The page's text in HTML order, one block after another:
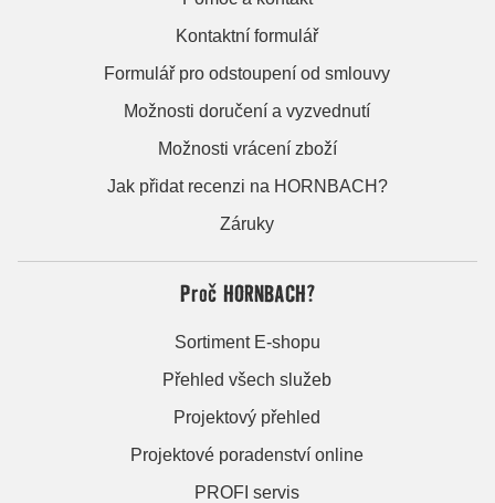
Kontaktní formulář
Formulář pro odstoupení od smlouvy
Možnosti doručení a vyzvednutí
Možnosti vrácení zboží
Jak přidat recenzi na HORNBACH?
Záruky
Proč HORNBACH?
Sortiment E-shopu
Přehled všech služeb
Projektový přehled
Projektové poradenství online
PROFI servis